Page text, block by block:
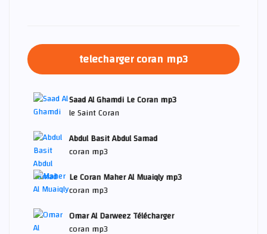
telecharger coran mp3
Saad Al Ghamdi Le Coran mp3
le Saint Coran
Abdul Basit Abdul Samad
coran mp3
Le Coran Maher Al Muaiqly mp3
coran mp3
Omar Al Darweez Télécharger
coran mp3